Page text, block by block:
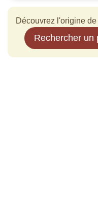
Découvrez l'origine
Rechercher un